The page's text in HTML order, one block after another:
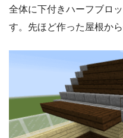
全体に下付きハーフブロ
す。先ほど作った屋根か